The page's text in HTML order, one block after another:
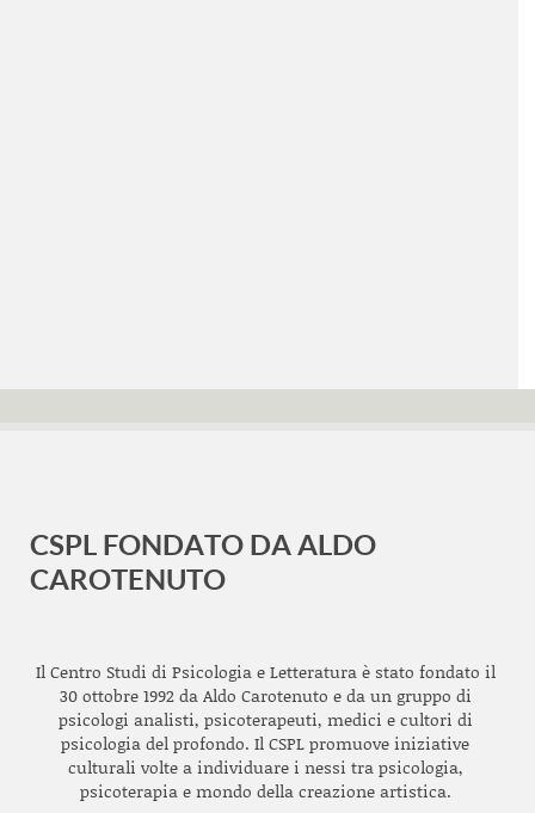
CSPL FONDATO DA ALDO
CAROTENUTO
Il Centro Studi di Psicologia e Letteratura è stato fondato il
30 ottobre 1992 da Aldo Carotenuto e da un gruppo di
psicologi analisti, psicoterapeuti, medici e cultori di
psicologia del profondo. Il CSPL promuove iniziative
culturali volte a individuare i nessi tra psicologia,
psicoterapia e mondo della creazione artistica.